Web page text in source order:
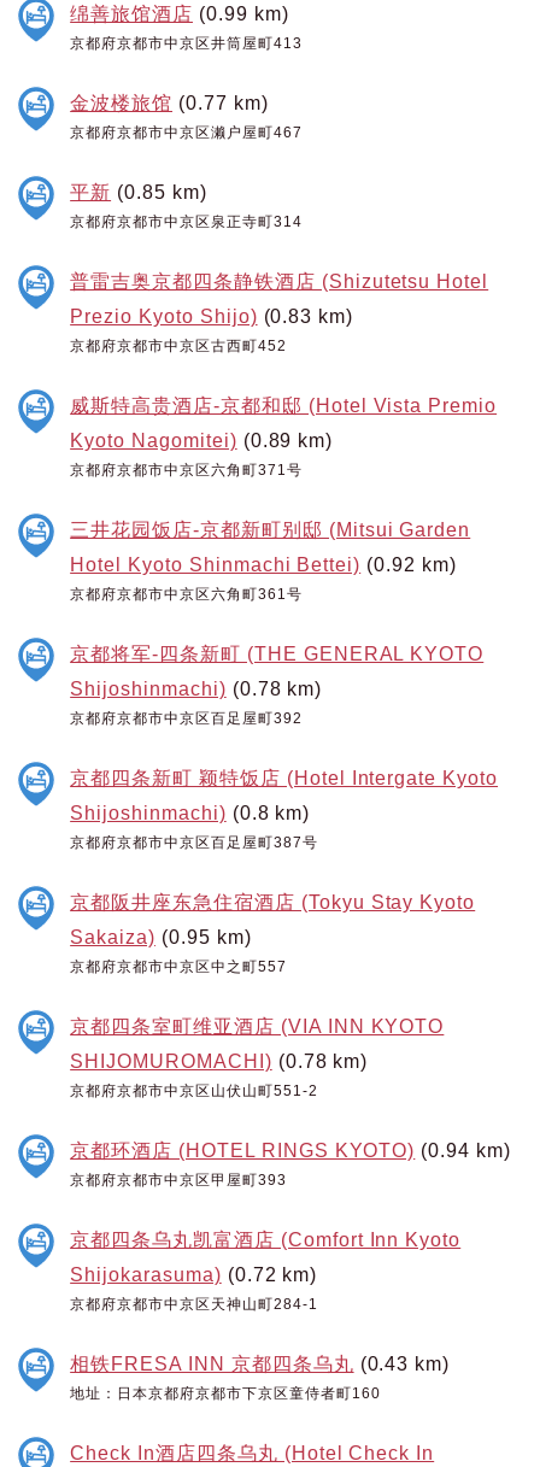
绵善旅馆酒店 (0.99 km)
京都府京都市中京区井筒屋町413
金波楼旅馆 (0.77 km)
京都府京都市中京区濑户屋町467
平新 (0.85 km)
京都府京都市中京区泉正寺町314
普雷吉奥京都四条静铁酒店 (Shizutetsu Hotel
Prezio Kyoto Shijo) (0.83 km)
京都府京都市中京区古西町452
威斯特高贵酒店-京都和邸 (Hotel Vista Premio
Kyoto Nagomitei) (0.89 km)
京都府京都市中京区六角町371号
三井花园饭店-京都新町别邸 (Mitsui Garden
Hotel Kyoto Shinmachi Bettei) (0.92 km)
京都府京都市中京区六角町361号
京都将军-四条新町 (THE GENERAL KYOTO
Shijoshinmachi) (0.78 km)
京都府京都市中京区百足屋町392
京都四条新町 颖特饭店 (Hotel Intergate Kyoto
Shijoshinmachi) (0.8 km)
京都府京都市中京区百足屋町387号
京都阪井座东急住宿酒店 (Tokyu Stay Kyoto
Sakaiza) (0.95 km)
京都府京都市中京区中之町557
京都四条室町维亚酒店 (VIA INN KYOTO
SHIJOMUROMACHI) (0.78 km)
京都府京都市中京区山伏山町551-2
京都环酒店 (HOTEL RINGS KYOTO) (0.94 km)
京都府京都市中京区甲屋町393
京都四条乌丸凯富酒店 (Comfort Inn Kyoto
Shijokarasuma) (0.72 km)
京都府京都市中京区天神山町284-1
相铁FRESA INN 京都四条乌丸 (0.43 km)
地址：日本京都府京都市下京区童侍者町160
Check In酒店四条乌丸 (Hotel Check In